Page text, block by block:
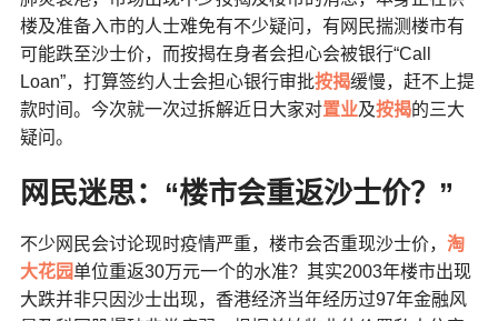
楼及准备入市的人士难免有不少疑问，有网民揣测楼市有
可能跌至沙士价，而按揭在身者会担心会被银行“Call
Loan”，打算签约人士会担心银行审批按揭缓慢，赶不上提
款时间。今次就一次过拆解近日大家对置业及按揭的三大
疑问。
网民迷思：“楼市会重返沙士价？”
不少网民会讨论现时疫情严重，楼市会否重现沙士价， 淘
大花园单位重返30万元一个的水准？其实2003年楼市出现
大跌并非只因沙士出现，香港经济当年经历过97年金融风